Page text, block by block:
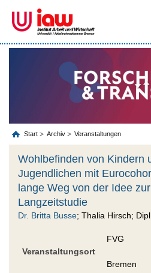
Start Archiv Veranstaltungen
Wohlbefinden von Kindern
Jugendlichen mit
lange Weg von der Idee
Langzeitstudie
Dr. Britta Busse; Thalia Hirsch;
Veranstaltungsort
FVG
Bremen